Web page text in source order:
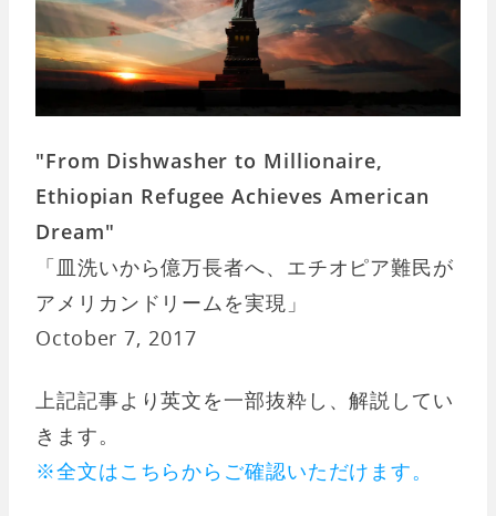
"From Dishwasher to Millionaire,
Ethiopian Refugee Achieves American
Dream"
「皿洗いから億万長者へ、エチオピア難民が
アメリカンドリームを実現」
October 7, 2017
上記記事より英文を一部抜粋し、解説してい
きます。
※全文はこちらからご確認いただけます。